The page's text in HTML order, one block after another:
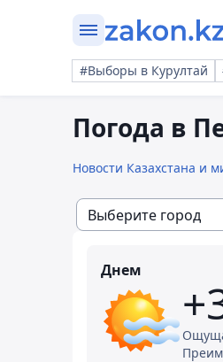
#Выборы в Курултай
Погода в
Новости Казахстана и
Выберите город
Днем